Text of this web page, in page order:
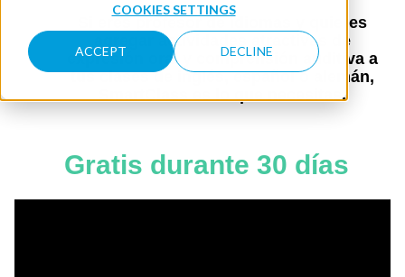
COOKIES SETTINGS
ACCEPT DECLINE
empty.
Si eres profesor de idiomas y quieres
agregar actividades atractivas de
expresión oral y comprensión auditiva a
tus clases de inglés, español o alemán,
SmartClass es lo que necesitas.
Gratis durante 30 días